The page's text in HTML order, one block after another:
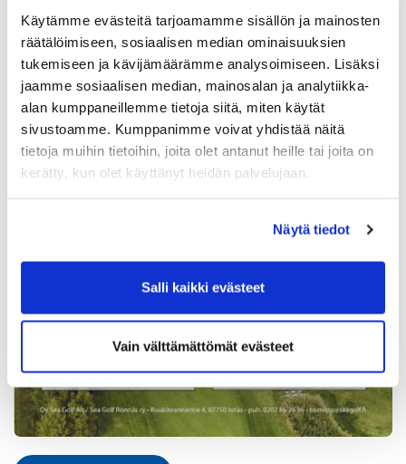
Käytämme evästeitä tarjoamamme sisällön ja mainosten
räätälöimiseen, sosiaalisen median ominaisuuksien
tukemiseen ja kävijämäärämme analysoimiseen. Lisäksi
jaamme sosiaalisen median, mainosalan ja analytiikka-
alan kumppaneillemme tietoja siitä, miten käytät
sivustoamme. Kumppanimme voivat yhdistää näitä
tietoja muihin tietoihin, joita olet antanut heille tai joita on
kerätty, kun olet käyttänyt heidän palvelujaan.
Näytä tiedot
Salli kaikki evästeet
Vain välttämättömät evästeet